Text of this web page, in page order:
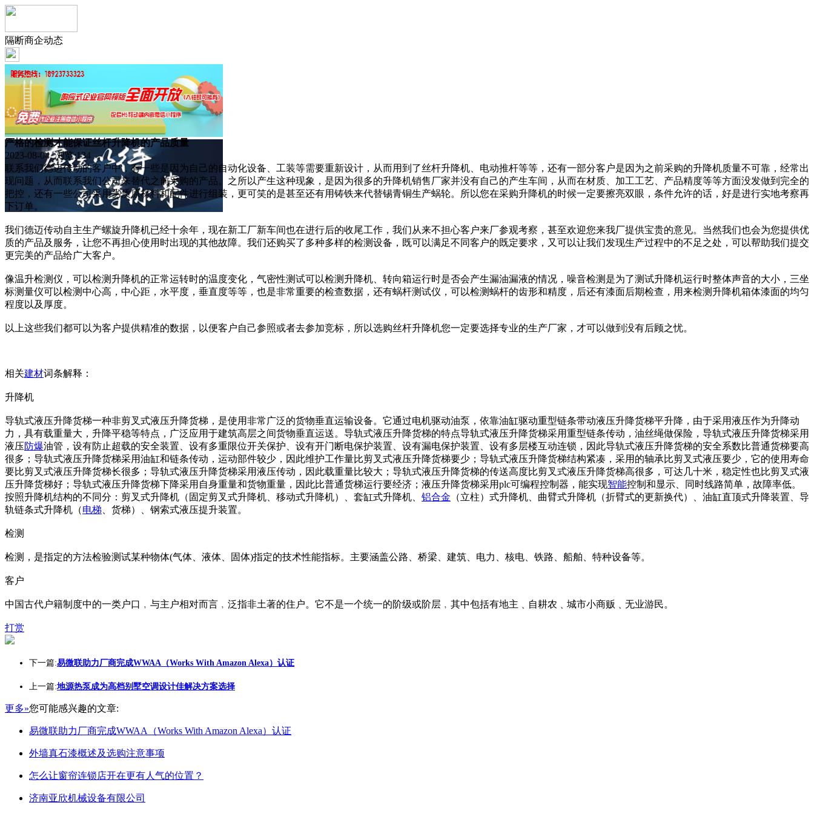
隔断商企动态
严格的检测才能保证丝杆升降机的产品质量
2023-08-04 浏览:134
联系我们德迈传动的客户中，有一些是因为自己的自动化设备、工装等需要重新设计，从而用到了丝杆升降机、电动推杆等等，还有一部分客户是因为之前采购的升降机质量不可靠，经常出
现问题，从而联系我们公司来替代之前采购的产品。之所以产生这种现象，是因为很多的升降机销售厂家并没有自己的产生车间，从而在材质、加工工艺、产品精度等等方面没发做到完全的
把控，还有一些公司采用劣质原材料和配件进行组装，更可笑的是甚至还有用铸铁来代替锡青铜生产蜗轮。所以您在采购升降机的时候一定要擦亮双眼，条件允许的话，好是进行实地考察再
下订单。
我们德迈传动自主生产螺旋升降机已经十余年，现在新工厂新车间也在进行后的收尾工作，我们从来不担心客户来厂参观考察，甚至欢迎您来我厂提供宝贵的意见。当然我们也会为您提供优
质的产品及服务，让您不再担心使用时出现的其他故障。我们还购买了多种多样的检测设备，既可以满足不同客户的既定要求，又可以让我们发现生产过程中的不足之处，可以帮助我们提交
更完美的产品给广大客户。
像温升检测仪，可以检测升降机的正常运转时的温度变化，气密性测试可以检测升降机、转向箱运行时是否会产生漏油漏液的情况，噪音检测是为了测试升降机运行时整体声音的大小，三坐
标测量仪可以检测中心高，中心距，水平度，垂直度等等，也是非常重要的检查数据，还有蜗杆测试仪，可以检测蜗杆的齿形和精度，后还有漆面后期检查，用来检测升降机箱体漆面的均匀
程度以及厚度。
以上这些我们都可以为客户提供精准的数据，以便客户自己参照或者去参加竞标，所以选购丝杆升降机您一定要选择专业的生产厂家，才可以做到没有后顾之忧。
相关建材词条解释：
升降机
导轨式液压升降货梯一种非剪叉式液压升降货梯，是使用非常广泛的货物垂直运输设备。它通过电机驱动油泵，依靠油缸驱动重型链条带动液压升降货梯平升降，由于采用液压作为升降动
力，具有载重量大，升降平稳等特点，广泛应用于建筑高层之间货物垂直运送。导轨式液压升降货梯的特点导轨式液压升降货梯采用重型链条传动，油丝绳做保险，导轨式液压升降货梯采用
液压防爆油管，设有防止超载的安全装置、设有多重限位开关保护、设有开门断电保护装置、设有漏电保护装置、设有多层楼互动连锁，因此导轨式液压升降货梯的安全系数比普通货梯要高
很多；导轨式液压升降货梯采用油缸和链条传动，运动部件较少，因此维护工作量比剪叉式液压升降货梯要少；导轨式液压升降货梯结构紧凑，采用的轴承比剪叉式液压要少，它的使用寿命
要比剪叉式液压升降货梯长很多；导轨式液压升降货梯采用液压传动，因此载重量比较大；导轨式液压升降货梯的传送高度比剪叉式液压升降货梯高很多，可达几十米，稳定性也比剪叉式液
压升降货梯好；导轨式液压升降货梯下降采用自身重量和货物重量，因此比普通货梯运行要经济；液压升降货梯采用plc可编程控制器，能实现智能控制和显示、同时线路简单，故障率低。
按照升降机结构的不同分：剪叉式升降机（固定剪叉式升降机、移动式升降机）、套缸式升降机、 铝合金 （立柱）式升降机、曲臂式升降机（折臂式的更新换代）、油缸直顶式升降装置、导
轨链条式升降机（电梯 、货梯）、钢索式液压提升装置。
检测
检测，是指定的方法检验测试某种物体(气体、液体、固体)指定的技术性能指标。主要涵盖公路、桥梁、建筑、电力、核电、铁路、船舶、特种设备等。
客户
中国古代户籍制度中的一类户口﹐与主户相对而言﹐泛指非土著的住户。它不是一个统一的阶级或阶层﹐其中包括有地主﹑自耕农﹑城市小商贩﹑无业游民。
打赏
下一篇:易微联助力厂商完成WWAA（Works With Amazon Alexa）认证
上一篇:地源热泵成为高档别墅空调设计佳解决方案选择
更多»您可能感兴趣的文章:
易微联助力厂商完成WWAA（Works With Amazon Alexa）认证
外墙真石漆概述及选购注意事项
怎么让窗帘连锁店开在更有人气的位置？
济南亚欣机械设备有限公司